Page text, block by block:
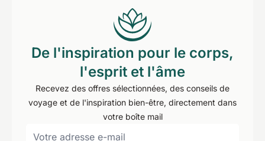
De l'inspiration pour le corps,
l'esprit et l'âme
Recevez des offres sélectionnées, des conseils de
voyage et de l'inspiration bien-être, directement dans
votre boîte mail